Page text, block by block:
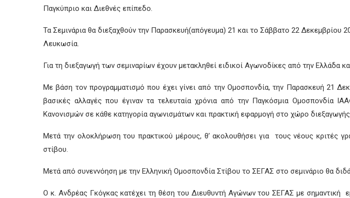
Παγκύπριο και Διεθνές επίπεδο.
Τα Σεμινάρια θα διεξαχθούν την Παρασκευή(απόγευμα) 21 και το Σάββατο 22
Λευκωσία.
Για τη διεξαγωγή των σεμιναρίων έχουν μετακληθεί ειδικοί Αγωνοδίκες από την Ελλάδα
Με βάση τον προγραμματισμό που έχει γίνει από την Ομοσπονδία, την Παρασκευή 21
βασικές αλλαγές που έγιναν τα τελευταία χρόνια από την Παγκόσμια Ομοσπονδία
Κανονισμών σε κάθε κατηγορία αγωνισμάτων και πρακτική εφαρμογή στο χώρο
Μετά την ολοκλήρωση του πρακτικού μέρους, θ’ ακολουθήσει για τους νέους κριτές
στίβου.
Μετά από συνεννόηση με την Ελληνική Ομοσπονδία Στίβου το ΣΕΓΑΣ στο σεμινάριο θα
Ο κ. Ανδρέας Γκόγκας κατέχει τη θέση του Διευθυντή Αγώνων του ΣΕΓΑΣ με σημαντική